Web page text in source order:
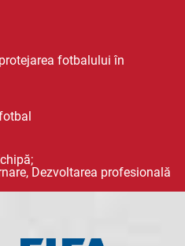
fotbalului în
Dezvoltarea profesională